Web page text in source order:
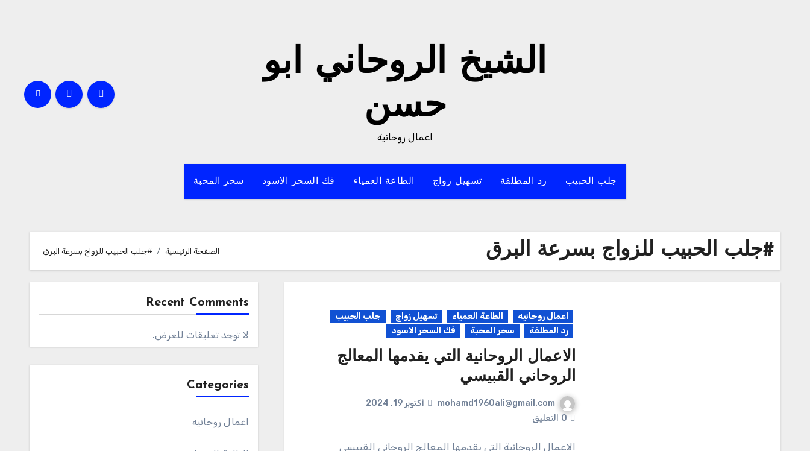
الشيخ الروحاني ابو
حسن
اعمال روحانية
جلب الحبيب رد المطلقة تسهيل زواج الطاعة العمياء فك السحر الاسود سحر المحبة
#جلب الحبيب للزواج بسرعة البرق الصفحة الرئيسية #جلب الحبيب للزواج بسرعة البرق
اعمال روحانيه الطاعة العمياء تسهيل زواج
جلب الحبيب
رد المطلقة
سحر المحبة فك السحر الاسود
الاعمال الروحانية التي يقدمها المعالج
الروحاني القبيسي
mohamd1960ali@gmail.com
أكتوبر 19, 2024
0 التعليق
الاعمال الروحانية التي يقدمها المعالج الروحاني القبيسي
Recent Comments
لا توجد تعليقات للعرض.
Categories
اعمال روحانيه